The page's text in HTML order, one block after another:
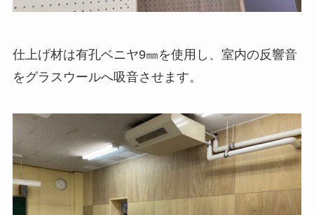
仕上げ材は有孔ベニヤ9㎜を使用し、室内の反響音
をグラスウールへ吸音させます。